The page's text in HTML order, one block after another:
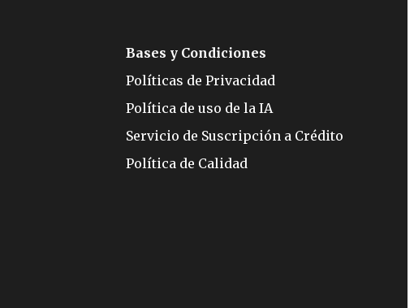
Bases y Condiciones
Políticas de Privacidad
Política de uso de la IA
Servicio de Suscripción a Crédito
Política de Calidad